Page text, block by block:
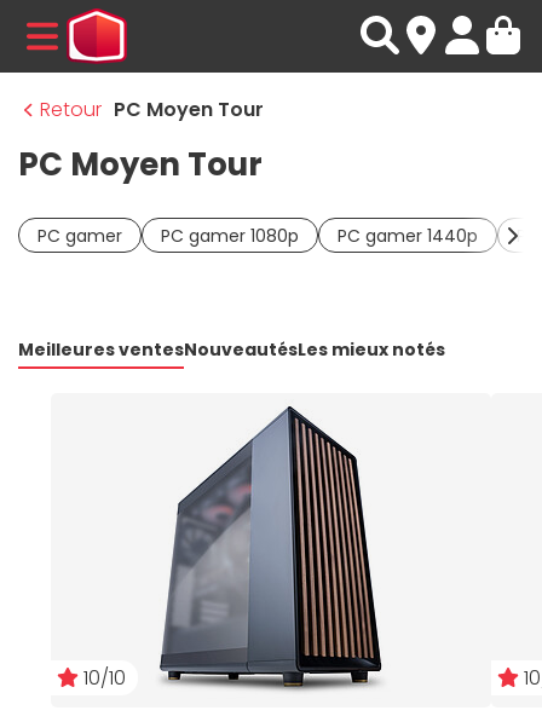
MENU
Retour PC Moyen Tour
PC Moyen Tour
PC gamer PC gamer 1080p PC gamer 1440p
Meilleures ventesNouveautésLes mieux notés
10/10